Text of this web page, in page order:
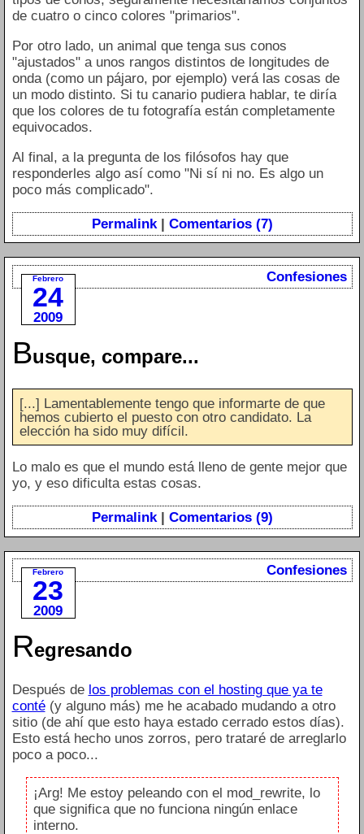
de cuatro o cinco colores "primarios".
Por otro lado, un animal que tenga sus conos
"ajustados" a unos rangos distintos de longitudes de
onda (como un pájaro, por ejemplo) verá las cosas de
un modo distinto. Si tu canario pudiera hablar, te diría
que los colores de tu fotografía están completamente
equivocados.
Al final, a la pregunta de los filósofos hay que
responderles algo así como "Ni sí ni no. Es algo un
poco más complicado".
Permalink| Comentarios (7)
Febrero
24
2009
Confesiones
Busque, compare...
[...] Lamentablemente tengo que informarte de que
hemos cubierto el puesto con otro candidato. La
elección ha sido muy difícil.
Lo malo es que el mundo está lleno de gente mejor que
yo, y eso dificulta estas cosas.
Permalink| Comentarios (9)
Febrero
23
2009
Confesiones
Regresando
Después de los problemas con el hosting que ya te
conté(y alguno más) me he acabado mudando a otro
sitio (de ahí que esto haya estado cerrado estos días).
Esto está hecho unos zorros, pero trataré de arreglarlo
poco a poco...
¡Arg! Me estoy peleando con el mod_rewrite, lo
que significa que no funciona ningún enlace
interno.